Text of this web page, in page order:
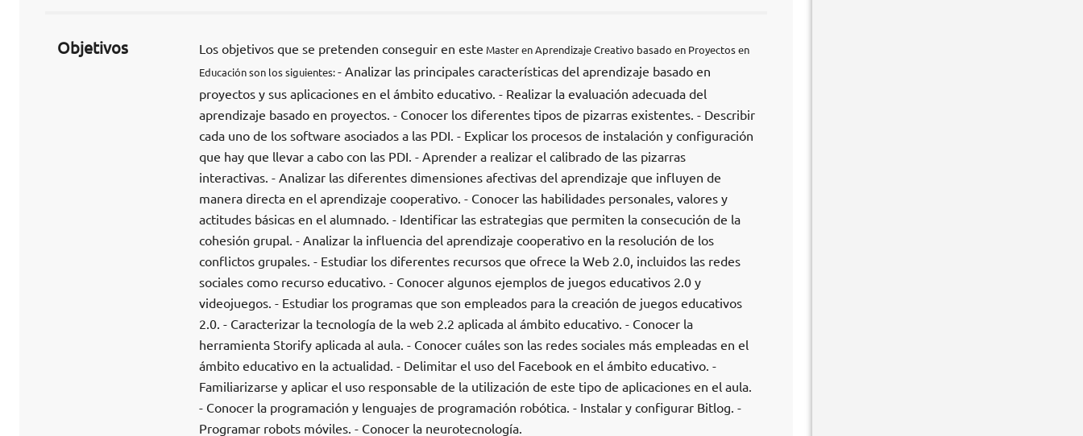
Objetivos Los objetivos que se pretenden conseguir en este Master en Aprendizaje Creativo basado en Proyectos en
Educación son los siguientes: - Analizar las principales características del aprendizaje basado en
proyectos y sus aplicaciones en el ámbito educativo. - Realizar la evaluación adecuada del
aprendizaje basado en proyectos. - Conocer los diferentes tipos de pizarras existentes. - Describir
cada uno de los software asociados a las PDI. - Explicar los procesos de instalación y configuración
que hay que llevar a cabo con las PDI. - Aprender a realizar el calibrado de las pizarras
interactivas. - Analizar las diferentes dimensiones afectivas del aprendizaje que influyen de
manera directa en el aprendizaje cooperativo. - Conocer las habilidades personales, valores y
actitudes básicas en el alumnado. - Identificar las estrategias que permiten la consecución de la
cohesión grupal. - Analizar la influencia del aprendizaje cooperativo en la resolución de los
conflictos grupales. - Estudiar los diferentes recursos que ofrece la Web 2.0, incluidos las redes
sociales como recurso educativo. - Conocer algunos ejemplos de juegos educativos 2.0 y
videojuegos. - Estudiar los programas que son empleados para la creación de juegos educativos
2.0. - Caracterizar la tecnología de la web 2.2 aplicada al ámbito educativo. - Conocer la
herramienta Storify aplicada al aula. - Conocer cuáles son las redes sociales más empleadas en el
ámbito educativo en la actualidad. - Delimitar el uso del Facebook en el ámbito educativo. -
Familiarizarse y aplicar el uso responsable de la utilización de este tipo de aplicaciones en el aula.
- Conocer la programación y lenguajes de programación robótica. - Instalar y configurar Bitlog. -
Programar robots móviles. - Conocer la neurotecnología.